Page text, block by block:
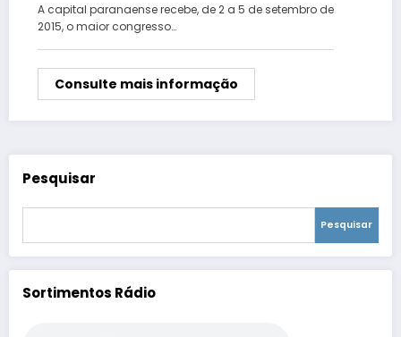
A capital paranaense recebe, de 2 a 5 de setembro de
2015, o maior congresso…
Consulte mais informação
Pesquisar
Pesquisar
Sortimentos Rádio